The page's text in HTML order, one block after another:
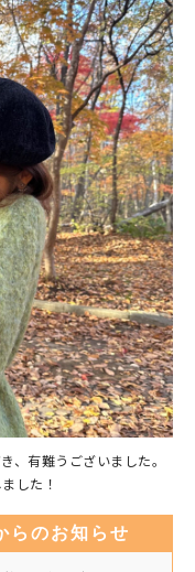
、有難うございました。
した！
らのお知らせ